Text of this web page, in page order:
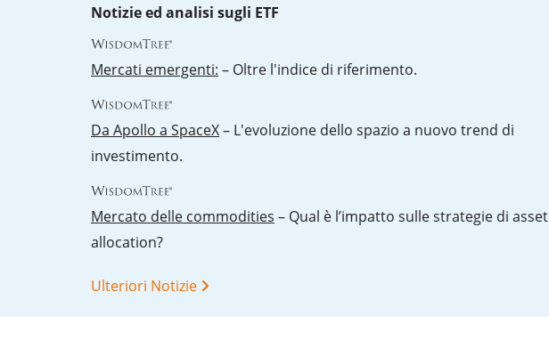
Notizie ed analisi sugli ETF
Mercati emergenti: – Oltre l'indice di riferimento.
Da Apollo a SpaceX– L'evoluzione dello spazio a nuovo trend di
investimento.
Mercato delle commodities – Qual è l’impatto sulle strategie di asset
allocation?
Ulteriori Notizie